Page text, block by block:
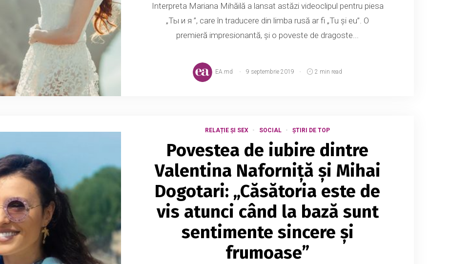
Interpreta Mariana Mihăilă a lansat astăzi videoclipul pentru piesa
„Ты и я ”, care în traducere din limba rusă ar fi „Tu și eu”. O
premieră impresionantă, și o poveste de dragoste...
EA.md 9 septembrie 2019 2 min read
RELAȚIE ȘI SEX SOCIAL ȘTIRI DE TOP
Povestea de iubire dintre
Valentina Naforniță și Mihai
Dogotari: „Căsătoria este de
vis atunci când la bază sunt
sentimente sincere și
frumoase”